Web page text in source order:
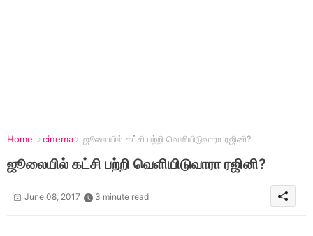
Home cinema ஜூலையில் கட்சி பற்றி வெளியிடுவாரா ரஜினி?
ஜூலையில் கட்சி பற்றி வெளியிடுவாரா ரஜினி?
June 08, 2017 3 minute read